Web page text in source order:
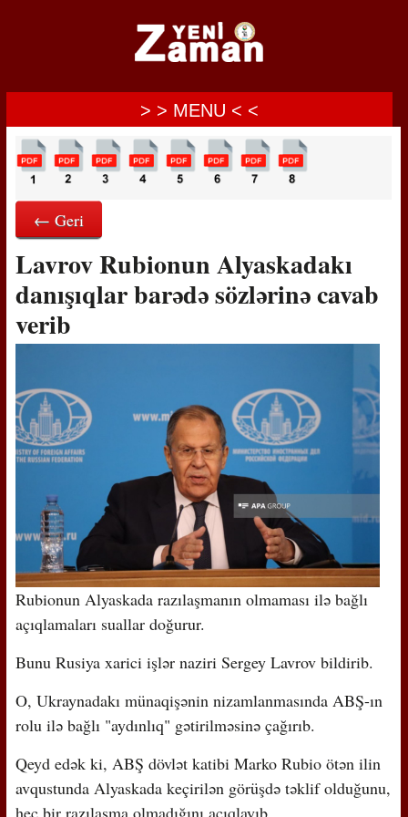
> > MENU < <
← Geri
Lavrov Rubionun Alyaskadakı
danışıqlar barədə sözlərinə cavab
verib
Rubionun Alyaskada razılaşmanın olmaması ilə bağlı
açıqlamaları suallar doğurur.
Bunu Rusiya xarici işlər naziri Sergey Lavrov bildirib.
O, Ukraynadakı münaqişənin nizamlanmasında ABŞ-ın
rolu ilə bağlı "aydınlıq" gətirilməsinə çağırıb.
Qeyd edək ki, ABŞ dövlət katibi Marko Rubio ötən ilin
avqustunda Alyaskada keçirilən görüşdə təklif olduğunu,
heç bir razılaşma olmadığını açıqlayıb.